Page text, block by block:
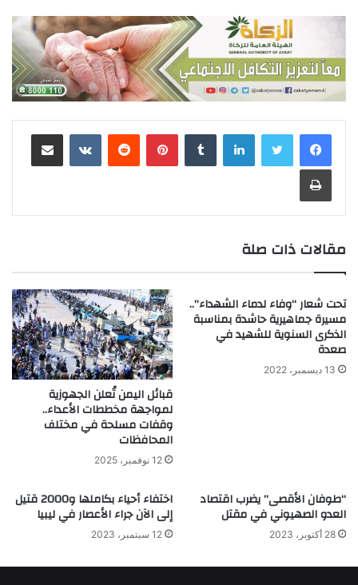
لينكدإن بينتيريست
مقالات ذات صلة
تحت شعار “وفاء لدماء الشهداء”..
مسيرة جماهيرية حاشدة بمناسبة
الذكرى السنوية للشهيد في
صعدة
13 ديسمبر، 2022
قبائل اليمن تُعلن الجهوزية
لمواجهة مخططات الأعداء..
وقفات مسلحة في مختلف
المحافظات
12 نوفمبر، 2025
“طوفان الأقصى” يضرب اقتصاد
العدو الصهيوني في مقتل
28 أكتوبر، 2023
اختفاء أحياء بكاملها و2000 قتيل
إلى الآن جراء الأعصار في ليبيا
12 سبتمبر، 2023